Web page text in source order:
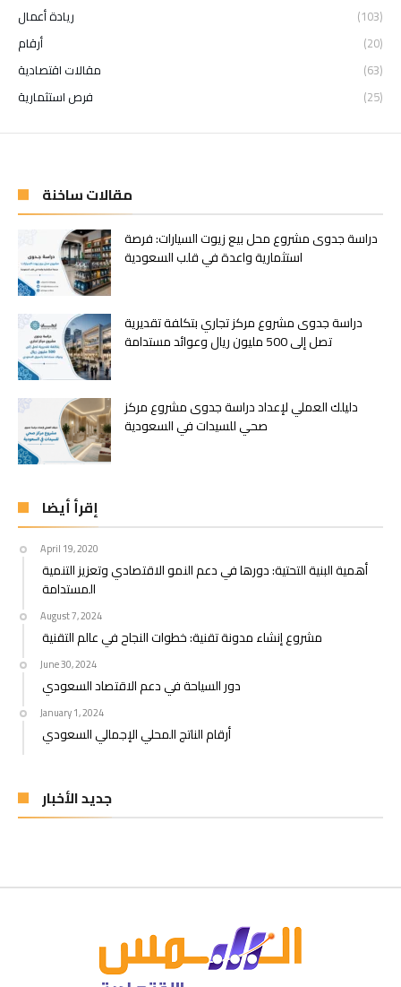
ريادة أعمال
(103)
أرقام
(20)
مقالات اقتصادية
(63)
فرص استثمارية
(25)
مقالات ساخنة
دراسة جدوى مشروع محل بيع زيوت السيارات: فرصة
استثمارية واعدة في قلب السعودية
دراسة جدوى مشروع مركز تجاري بتكلفة تقديرية
تصل إلى 500 مليون ريال وعوائد مستدامة
دليلك العملي لإعداد دراسة جدوى مشروع مركز
صحي للسيدات في السعودية
إقرأ أيضا
April 19, 2020
أهمية البنية التحتية: دورها في دعم النمو الاقتصادي وتعزيز التنمية
المستدامة
August 7, 2024
مشروع إنشاء مدونة تقنية: خطوات النجاح في عالم التقنية
June 30, 2024
دور السياحة في دعم الاقتصاد السعودي
January 1, 2024
أرقام الناتج المحلي الإجمالي السعودي
جديد الأخبار